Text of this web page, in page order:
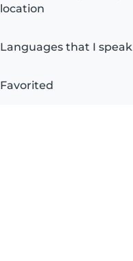
location
Languages that I speak
Favorited